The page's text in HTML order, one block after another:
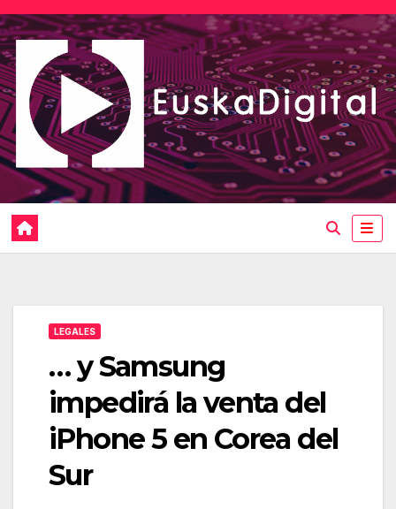
Saltar
al
contenido
LEGALES
… y Samsung
impedirá la venta del
iPhone 5 en Corea del
Sur